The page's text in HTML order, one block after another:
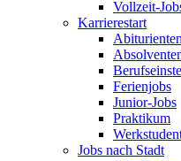
Vollzeit-
Karrierestart
Ferienjobs
Junior-Jobs
Praktikum
Jobs nach Stadt